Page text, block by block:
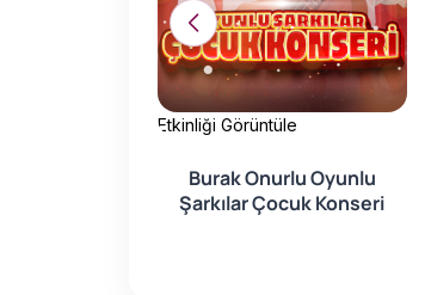
Etkinliği Görüntüle
Burak Onurlu Oyunlu
Şarkılar Çocuk Konseri